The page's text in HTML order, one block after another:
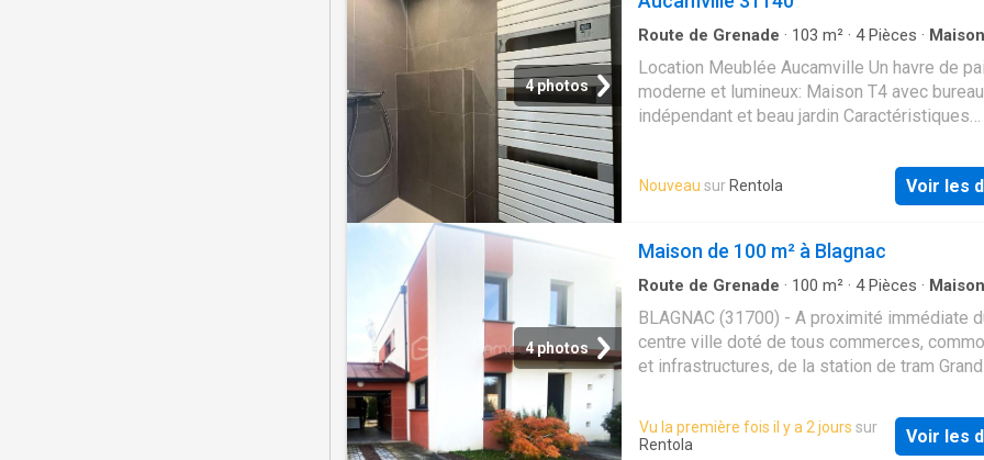
4 photos
Route de Grenade · 103 m² · 4Pièces · Maison
Location Meublée Aucamville Un havre de
moderne et lumineux: Maison T4 avec bureau
indépendant et beau jardin Caractéristiques
Nouveau sur Rentola Voir les
4 photos
Maison de 100 m² à Blagnac
Route de Grenade · 100 m² · 4Pièces · Maison
BLAGNAC (31700) - A proximité immédiate
centre ville doté de tous commerces,
et infrastructures, de la station de tram Grand
composée de maisons d'habitation
2012, sur un terrain clôturé/arboré de 331 m²,
Vu la première fois il y a 2 jours sur
Rentola
Voir les